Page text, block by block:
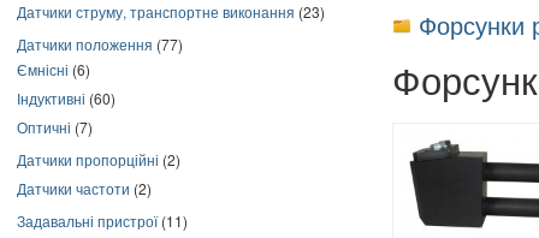
Датчики струму, транспортне виконання (23)
Датчики положення (77)
Ємнісні (6)
Індуктивні (60)
Оптичні (7)
Датчики пропорційні (2)
Датчики частоти (2)
Задавальні пристрої(11)
Форсунки